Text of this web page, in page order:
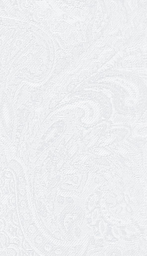
Белякова
вакантних
Кураш
січня
Сидоренко
Віталія Платова!
Зеленянської